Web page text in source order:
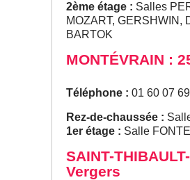
2ème étage : Salles
MOZART, GERSHWIN,
BARTOK
MONTÉVRAIN :
Téléphone : 01 60 07
Rez-de-chaussée :
1er étage : Salle
SAINT-
Vergers